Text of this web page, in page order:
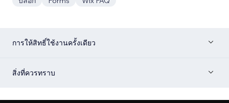
การให้สิทธิ์ใช้งานครั้งเดียว
สิ่งที่ควรทราบ